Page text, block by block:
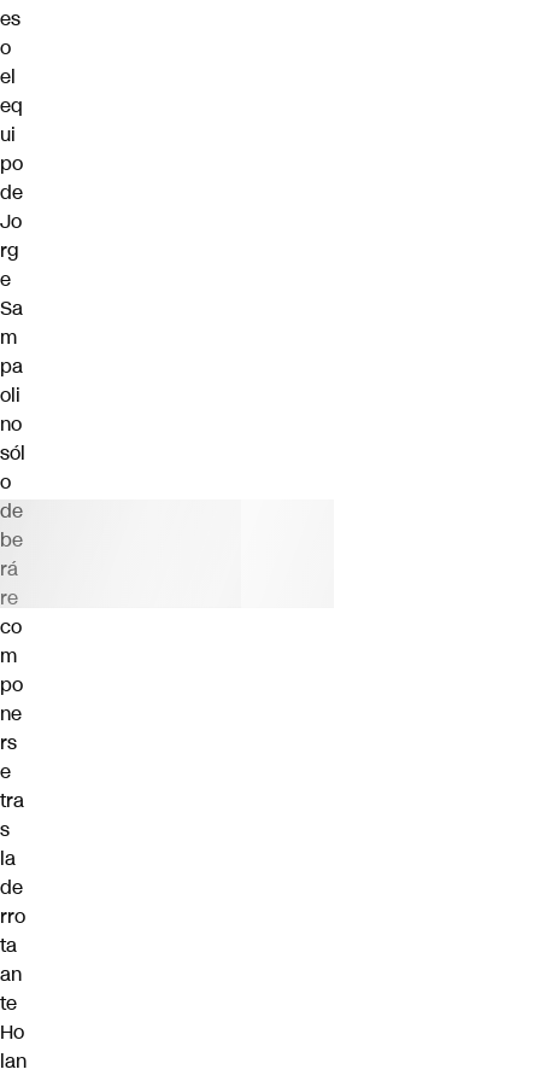
es
o
el
eq
ui
po
de
Jo
rg
e
Sa
m
pa
oli
no
sól
o
de
be
rá
re
co
m
po
ne
rs
e
tra
s
la
de
rro
ta
an
te
Ho
lan